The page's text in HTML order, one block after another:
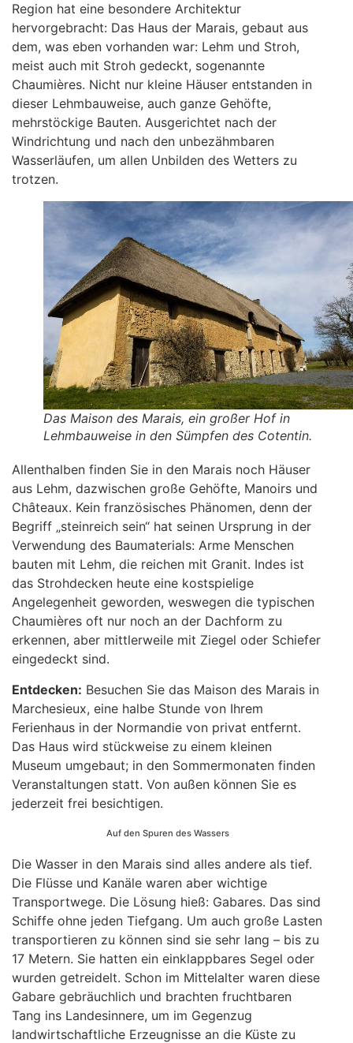
Region hat eine besondere Architektur
hervorgebracht: Das Haus der Marais, gebaut aus
dem, was eben vorhanden war: Lehm und Stroh,
meist auch mit Stroh gedeckt, sogenannte
Chaumières. Nicht nur kleine Häuser entstanden in
dieser Lehmbauweise, auch ganze Gehöfte,
mehrstöckige Bauten. Ausgerichtet nach der
Windrichtung und nach den unbezähmbaren
Wasserläufen, um allen Unbilden des Wetters zu
trotzen.
Das Maison des Marais, ein großer Hof in
Lehmbauweise in den Sümpfen des Cotentin.
Allenthalben finden Sie in den Marais noch Häuser
aus Lehm, dazwischen große Gehöfte, Manoirs und
Châteaux. Kein französisches Phänomen, denn der
Begriff „steinreich sein“ hat seinen Ursprung in der
Verwendung des Baumaterials: Arme Menschen
bauten mit Lehm, die reichen mit Granit. Indes ist
das Strohdecken heute eine kostspielige
Angelegenheit geworden, weswegen die typischen
Chaumières oft nur noch an der Dachform zu
erkennen, aber mittlerweile mit Ziegel oder Schiefer
eingedeckt sind.
Entdecken: Besuchen Sie das Maison des Marais in
Marchesieux, eine halbe Stunde von Ihrem
Ferienhaus in der Normandie von privat entfernt.
Das Haus wird stückweise zu einem kleinen
Museum umgebaut; in den Sommermonaten finden
Veranstaltungen statt. Von außen können Sie es
jederzeit frei besichtigen.
Auf den Spuren des Wassers
Die Wasser in den Marais sind alles andere als tief.
Die Flüsse und Kanäle waren aber wichtige
Transportwege. Die Lösung hieß: Gabares. Das sind
Schiffe ohne jeden Tiefgang. Um auch große Lasten
transportieren zu können sind sie sehr lang – bis zu
17 Metern. Sie hatten ein einklappbares Segel oder
wurden getreidelt. Schon im Mittelalter waren diese
Gabare gebräuchlich und brachten fruchtbaren
Tang ins Landesinnere, um im Gegenzug
landwirtschaftliche Erzeugnisse an die Küste zu